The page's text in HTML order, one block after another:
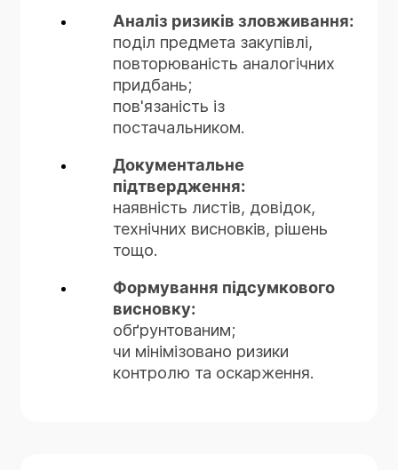
Аналіз ризиків зловживання:
поділ предмета закупівлі,
повторюваність аналогічних
придбань;
пов'язаність із
постачальником.
Документальне
підтвердження:
наявність листів, довідок,
технічних висновків, рішень
тощо.
Формування підсумкового
висновку:
обґрунтованим;
чи мінімізовано ризики
контролю та оскарження.